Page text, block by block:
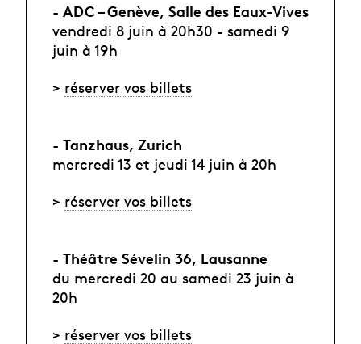
- ADC – Genève, Salle des Eaux-Vives
vendredi 8 juin à 20h30 - samedi 9
juin à 19h
> réserver vos billets
- Tanzhaus, Zurich
mercredi 13 et jeudi 14 juin à 20h
> réserver vos billets
- Théâtre Sévelin 36, Lausanne
du mercredi 20 au samedi 23 juin à
20h
> réserver vos billets